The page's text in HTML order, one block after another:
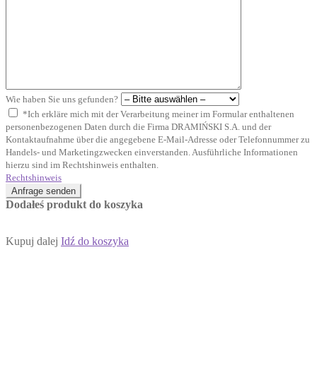
Wie haben Sie uns gefunden?
*Ich erkläre mich mit der Verarbeitung meiner im Formular enthaltenen
personenbezogenen Daten durch die Firma DRAMIŃSKI S.A. und der
Kontaktaufnahme über die angegebene E-Mail-Adresse oder Telefonnummer zu
Handels- und Marketingzwecken einverstanden. Ausführliche Informationen
hierzu sind im Rechtshinweis enthalten.
Rechtshinweis
Anfrage senden
Dodałeś produkt do koszyka
Kupuj dalej Idź do koszyka